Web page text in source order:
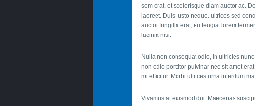
sem erat, et scelerisque diam auctor ac.
laoreet. Duis justo neque, ultrices sed
auctor fringilla erat, eu feugiat lorem
lacinia nisi.
Nulla non consequat odio, in ultricies
non odio porttitor pulvinar nec sit amet
mi efficitur. Morbi ultrices urna interdum
Vivamus at euismod dui. Maecenas